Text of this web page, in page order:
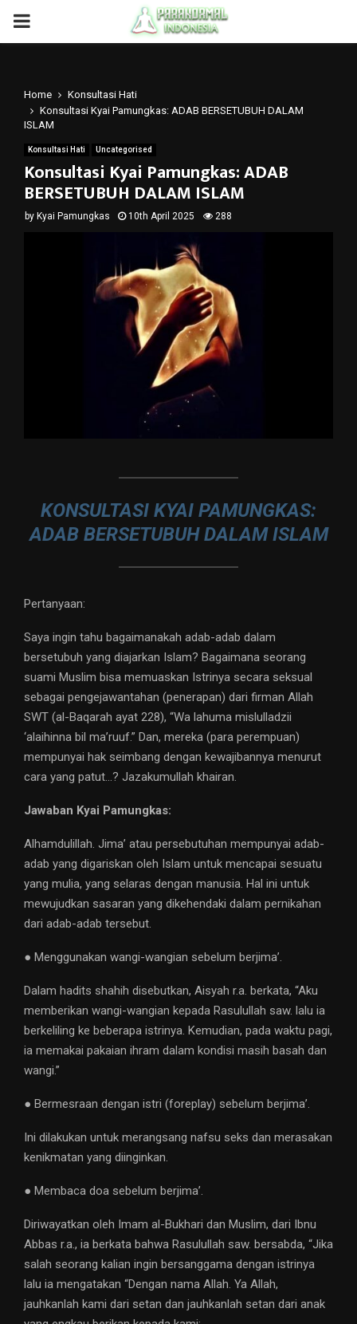
PRIMARY
Home
Konsultasi Hati
Konsultasi Kyai Pamungkas: ADAB BERSETUBUH DALAM
ISLAM
Konsultasi Hati Uncategorised
Konsultasi Kyai Pamungkas: ADAB
BERSETUBUH DALAM ISLAM
by Kyai Pamungkas 10th April 2025 288
KONSULTASI KYAI PAMUNGKAS:
ADAB BERSETUBUH DALAM ISLAM
Pertanyaan:
Saya ingin tahu bagaimanakah adab-adab dalam
bersetubuh yang diajarkan Islam? Bagaimana seorang
suami Muslim bisa memuaskan Istrinya secara seksual
sebagai pengejawantahan (penerapan) dari firman Allah
SWT (al-Baqarah ayat 228), “Wa lahuma mislulladzii
‘alaihinna bil ma’ruuf.” Dan, mereka (para perempuan)
mempunyai hak seimbang dengan kewajibannya menurut
cara yang patut…? Jazakumullah khairan.
Jawaban Kyai Pamungkas:
Alhamdulillah. Jima’ atau persebutuhan mempunyai adab-
adab yang digariskan oleh Islam untuk mencapai sesuatu
yang mulia, yang selaras dengan manusia. Hal ini untuk
mewujudkan sasaran yang dikehendaki dalam pernikahan
dari adab-adab tersebut.
● Menggunakan wangi-wangian sebelum berjima’.
Dalam hadits shahih disebutkan, Aisyah r.a. berkata, “Aku
memberikan wangi-wangian kepada Rasulullah saw. lalu ia
berkeliling ke beberapa istrinya. Kemudian, pada waktu pagi,
ia memakai pakaian ihram dalam kondisi masih basah dan
wangi.”
● Bermesraan dengan istri (foreplay) sebelum berjima’.
Ini dilakukan untuk merangsang nafsu seks dan merasakan
kenikmatan yang diinginkan.
● Membaca doa sebelum berjima’.
Diriwayatkan oleh Imam al-Bukhari dan Muslim, dari Ibnu
Abbas r.a., ia berkata bahwa Rasulullah saw. bersabda, “Jika
salah seorang kalian ingin bersanggama dengan istrinya
lalu ia mengatakan “Dengan nama Allah. Ya Allah,
jauhkanlah kami dari setan dan jauhkanlah setan dari anak